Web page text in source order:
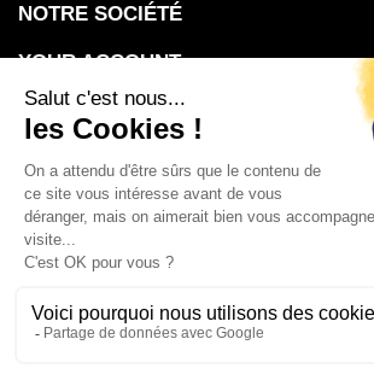
NOTRE SOCIÉTÉ
YOUR ACCOUNT